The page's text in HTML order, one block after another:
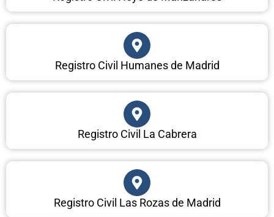
Registro Civil Humanes de Madrid
Registro Civil La Cabrera
Registro Civil Las Rozas de Madrid